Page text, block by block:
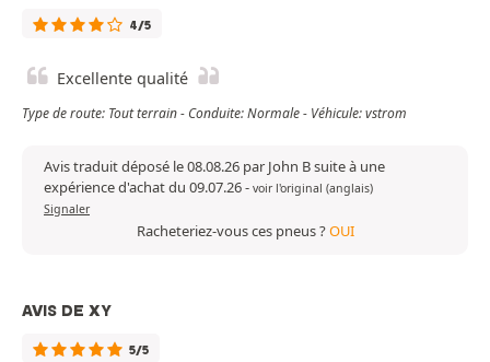
4/5
Excellente qualité
Type de route: Tout terrain - Conduite: Normale - Véhicule: vstrom
Avis traduit déposé le 08.08.26 par John B suite à une
expérience d'achat du 09.07.26- voir l'original (anglais)
Signaler
Racheteriez-vous ces pneus ?OUI
AVIS DE XY
5/5